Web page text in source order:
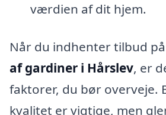
værdien af dit hjem.
Når du indhenter tilbud på
af gardiner i Hårslev, er
faktorer, du bør overveje.
kvalitet er vigtige, men